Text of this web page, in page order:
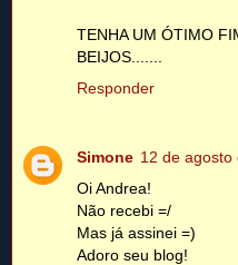
TENHA UM ÓTIMO
BEIJOS.......
Responder
Simone 12 de agosto
Oi Andrea!
Não recebi =/
Mas já assinei =)
Adoro seu blog!